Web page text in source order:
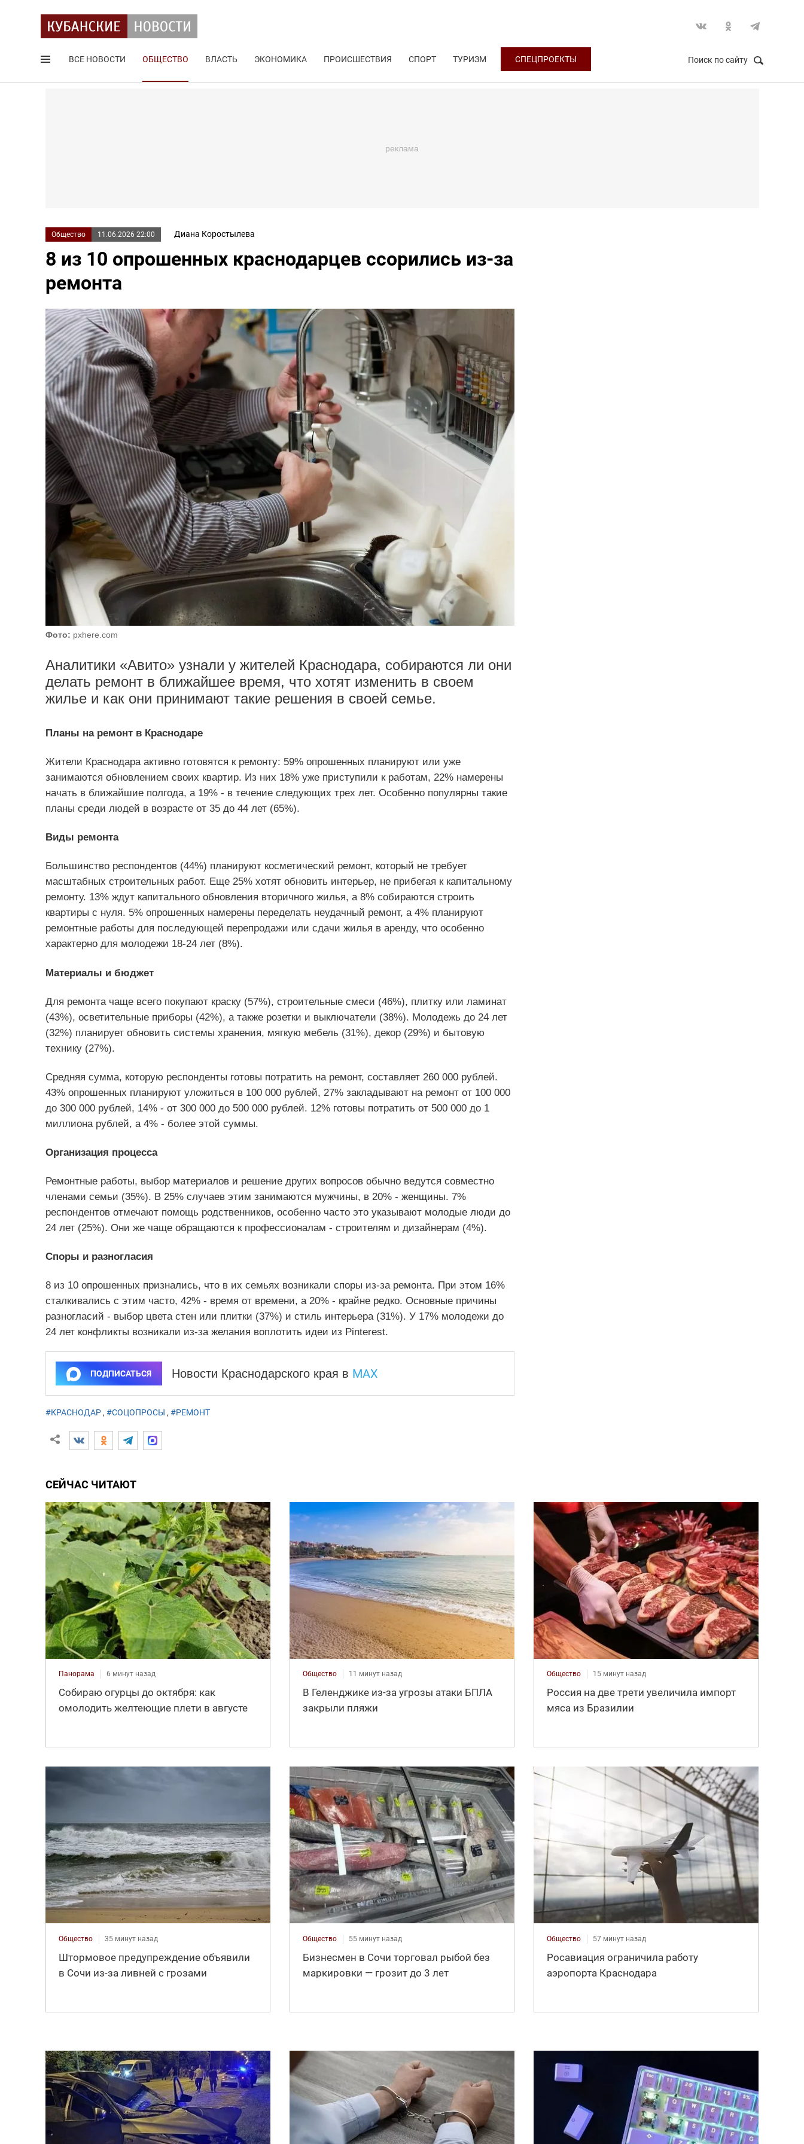
ВСЕ НОВОСТИ ОБЩЕСТВО ВЛАСТЬ ЭКОНОМИКА ПРОИСШЕСТВИЯ СПОРТ ТУРИЗМ СПЕЦПРОЕКТЫ Поиск по сайту
Общество 11.06.2026 22:00 Диана Коростылева
8 из 10 опрошенных краснодарцев ссорились из-за
ремонта
Фото: pxhere.com
Аналитики «Авито» узнали у жителей Краснодара, собираются ли они
делать ремонт в ближайшее время, что хотят изменить в своем
жилье и как они принимают такие решения в своей семье.
Планы на ремонт в Краснодаре
Жители Краснодара активно готовятся к ремонту: 59% опрошенных планируют или уже
занимаются обновлением своих квартир. Из них 18% уже приступили к работам, 22% намерены
начать в ближайшие полгода, а 19% - в течение следующих трех лет. Особенно популярны такие
планы среди людей в возрасте от 35 до 44 лет (65%).
Виды ремонта
Большинство респондентов (44%) планируют косметический ремонт, который не требует
масштабных строительных работ. Еще 25% хотят обновить интерьер, не прибегая к капитальному
ремонту. 13% ждут капитального обновления вторичного жилья, а 8% собираются строить
квартиры с нуля. 5% опрошенных намерены переделать неудачный ремонт, а 4% планируют
ремонтные работы для последующей перепродажи или сдачи жилья в аренду, что особенно
характерно для молодежи 18-24 лет (8%).
Материалы и бюджет
Для ремонта чаще всего покупают краску (57%), строительные смеси (46%), плитку или ламинат
(43%), осветительные приборы (42%), а также розетки и выключатели (38%). Молодежь до 24 лет
(32%) планирует обновить системы хранения, мягкую мебель (31%), декор (29%) и бытовую
технику (27%).
Средняя сумма, которую респонденты готовы потратить на ремонт, составляет 260 000 рублей.
43% опрошенных планируют уложиться в 100 000 рублей, 27% закладывают на ремонт от 100 000
до 300 000 рублей, 14% - от 300 000 до 500 000 рублей. 12% готовы потратить от 500 000 до 1
миллиона рублей, а 4% - более этой суммы.
Организация процесса
Ремонтные работы, выбор материалов и решение других вопросов обычно ведутся совместно
членами семьи (35%). В 25% случаев этим занимаются мужчины, в 20% - женщины. 7%
респондентов отмечают помощь родственников, особенно часто это указывают молодые люди до
24 лет (25%). Они же чаще обращаются к профессионалам - строителям и дизайнерам (4%).
Споры и разногласия
8 из 10 опрошенных признались, что в их семьях возникали споры из-за ремонта. При этом 16%
сталкивались с этим часто, 42% - время от времени, а 20% - крайне редко. Основные причины
разногласий - выбор цвета стен или плитки (37%) и стиль интерьера (31%). У 17% молодежи до
24 лет конфликты возникали из-за желания воплотить идеи из Pinterest.
ПОДПИСАТЬСЯ Новости Краснодарского края в MAX
#КРАСНОДАР, #СОЦОПРОСЫ , #РЕМОНТ
СЕЙЧАС ЧИТАЮТ
Панорама 6 минут назад
Собираю огурцы до октября: как
омолодить желтеющие плети в августе
Общество 11 минут назад
В Геленджике из-за угрозы атаки БПЛА
закрыли пляжи
Общество 15 минут назад
Россия на две трети увеличила импорт
мяса из Бразилии
Общество 35 минут назад
Штормовое предупреждение объявили
в Сочи из-за ливней с грозами
Общество 55 минут назад
Бизнесмен в Сочи торговал рыбой без
маркировки — грозит до 3 лет
Общество 57 минут назад
Росавиация ограничила работу
аэропорта Краснодара